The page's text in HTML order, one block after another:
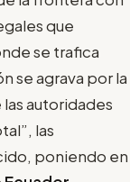
que
se trafica
se agrava por la
autoridades
las
poniendo en